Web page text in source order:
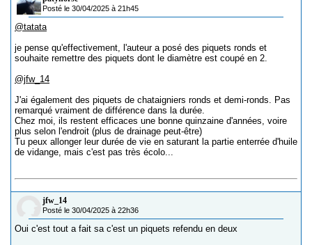
Posté le 30/04/2025 à 21h45
@tatata
je pense qu'effectivement, l'auteur a posé des piquets ronds et
souhaite remettre des piquets dont le diamètre est coupé en 2.
@jfw_14
J'ai également des piquets de chataigniers ronds et demi-ronds. Pas
remarqué vraiment de différence dans la durée.
Chez moi, ils restent efficaces une bonne quinzaine d'années, voire
plus selon l'endroit (plus de drainage peut-être)
Tu peux allonger leur durée de vie en saturant la partie enterrée d'huile
de vidange, mais c'est pas très écolo...
jfw_14
Posté le 30/04/2025 à 22h36
Oui c'est tout a fait sa c'est un piquets refendu en deux